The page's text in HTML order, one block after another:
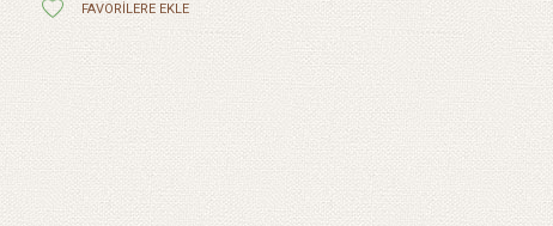
FAVORILERE EKLE